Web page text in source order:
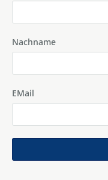
Nachname
EMail